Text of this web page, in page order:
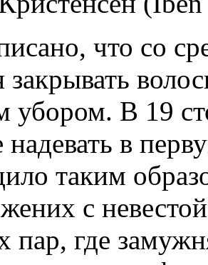
что со
закрывать
убором. В 19
в
таким
жених с
пар, где